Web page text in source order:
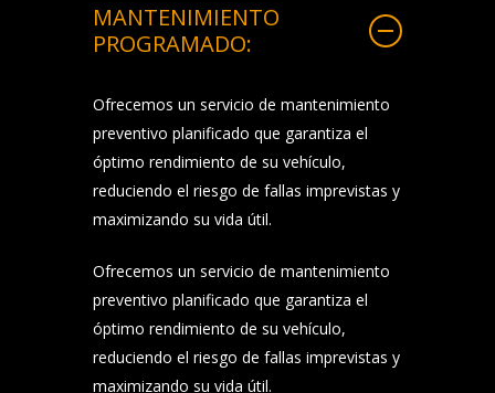
MANTENIMIENTO
PROGRAMADO:
Ofrecemos un servicio de mantenimiento
preventivo planificado que garantiza el
óptimo rendimiento de su vehículo,
reduciendo el riesgo de fallas imprevistas y
maximizando su vida útil.
Ofrecemos un servicio de mantenimiento
preventivo planificado que garantiza el
óptimo rendimiento de su vehículo,
reduciendo el riesgo de fallas imprevistas y
maximizando su vida útil.